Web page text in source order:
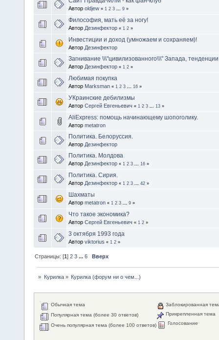
Автор oldjew « 1 2 3 ... 9 »
Философия, мать её за ногу!
Автор Дезинфектор « 1 2 »
Инвестиции и доход (умножаем и сохраняем)!
Автор Дезинфектор
Загнивание \\\"цивилизованного\\\" Запада,
Автор Дезинфектор « 1 2 »
Любимая покупка
Автор Marksman « 1 2 3 ... 16 »
УКраинские дебилизмы
Автор Сергей Евгеньевич « 1 2 3 ... 13 »
AliExpress: помощь начинающему шопоголику.
Автор metatron
Политика. Белоруссия.
Автор Дезинфектор
Политика. Молдова
Автор Дезинфектор « 1 2 3 ... 16 »
Политика. Сирия.
Автор Дезинфектор « 1 2 3 ... 42 »
Шахматы
Автор metatron « 1 2 3 ... 9 »
Что такое экономика?
Автор Сергей Евгеньевич « 1 2 »
3 октября 1993 года
Автор viktorius « 1 2 »
Страницы: [1]2 3 ...6 Вверх
» Курилка» Курилка (форум ни о чем...)
Обычная тема
Популярная тема (более 30 ответов)
Очень популярная тема (более 100 ответов)
Заблокированная
Прикрепленная тема
Голосование